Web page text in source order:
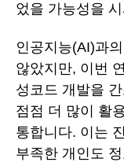
었을 가능성을
인공지능(AI)과
않았지만, 이번
성코드 개발을
점점 더 많이 활
통합니다. 이는
부족한 개인도